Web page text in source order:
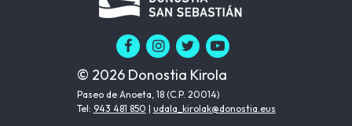
© 2026 Donostia Kirola
Paseo de Anoeta, 18 (C.P. 20014)
Tel: 943 481 850 | udala_kirolak@donostia.eus